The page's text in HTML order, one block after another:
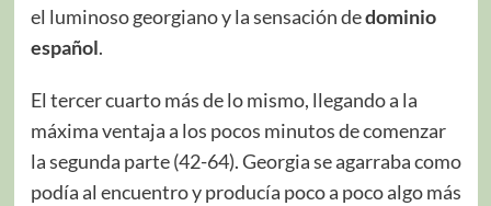
el luminoso georgiano y la sensación dedominio
español.
El tercer cuarto más de lo mismo, llegando a la
máxima ventaja a los pocos minutos de comenzar
la segunda parte (42-64). Georgia se agarraba como
podía al encuentro y producía poco a poco algo más